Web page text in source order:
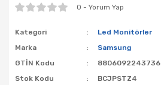
0 - Yorum Yap
Kategori
Led Monitörler
Marka
Samsung
GTİN Kodu
8806092243736
Stok Kodu
BCJPSTZ4